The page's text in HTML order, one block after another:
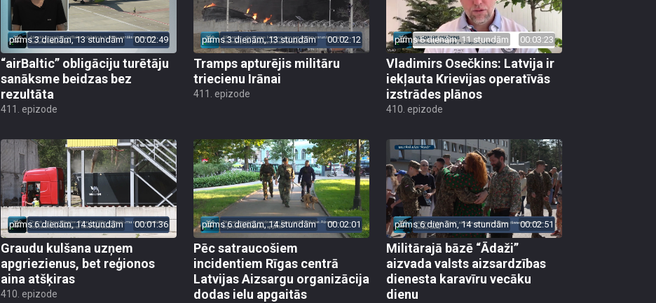
pirms 3 dienām, 13 stundām 00:02:49
“airBaltic” obligāciju turētāju
sanāksme beidzas bez
rezultāta
411. epizode
pirms 3 dienām, 13 stundām 00:02:12
Tramps apturējis militāru
triecienu Irānai
411. epizode
pirms 6 dienām, 11 stundām 00:03:23
Vladimirs Osečkins: Latvija ir
iekļauta Krievijas operatīvās
izstrādes plānos
410. epizode
pirms 6 dienām, 14 stundām 00:01:36
Graudu kulšana uzņem
apgriezienus, bet reģionos
aina atšķiras
410. epizode
pirms 6 dienām, 14 stundām 00:02:01
Pēc satraucošiem
incidentiem Rīgas centrā
Latvijas Aizsargu organizācija
dodas ielu apgaitās
pirms 6 dienām, 14 stundām 00:02:51
Militārajā bāzē “Ādaži”
aizvada valsts aizsardzības
dienesta karavīru vecāku
dienu